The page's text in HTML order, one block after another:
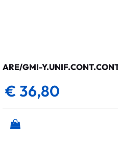
ARE/GMI-
€ 36,80
Quantità